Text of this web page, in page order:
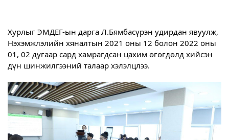
Хурлыг ЭМДЕГ-ын дарга Л.Бямбасүрэн удирдан явуулж,
Нэхэмжлэлийн хяналтын 2021 оны 12 болон 2022 оны
01, 02 дугаар сард хамрагдсан цахим өгөгдөлд хийсэн
дүн шинжилгээний талаар хэлэлцлээ.